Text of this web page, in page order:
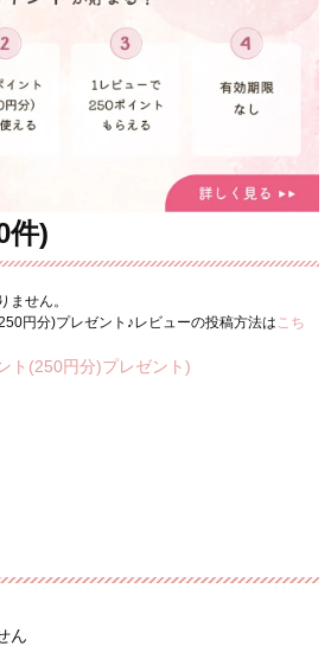
件)
ません。
円分)プレゼント♪レビューの投稿方法は こち
ト(250円分)プレゼント)
ん